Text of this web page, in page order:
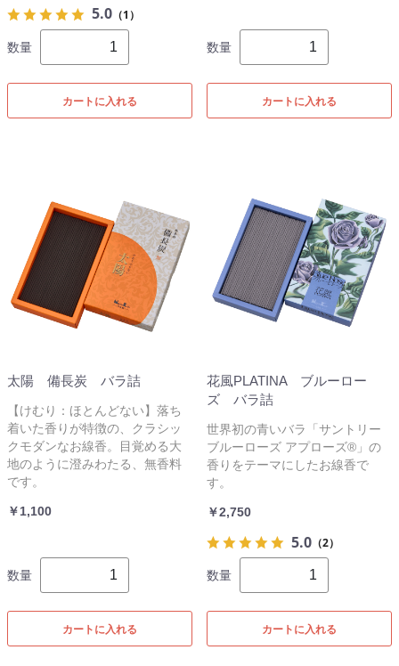
5.0 （1）
数量
カートに入れる
数量
カートに入れる
太陽 備長炭 バラ詰
【けむり：ほとんどない】落ち
着いた香りが特徴の、クラシッ
クモダンなお線香。目覚める大
地のように澄みわたる、無香料
です。
￥1,100
数量
カートに入れる
花風PLATINA ブルーロー
ズ バラ詰
世界初の青いバラ「サントリー
ブルーローズ アプローズ®」の
香りをテーマにしたお線香で
す。
￥2,750
5.0 （2）
数量
カートに入れる